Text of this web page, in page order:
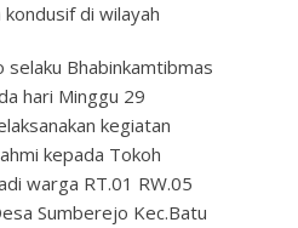
di wilayah
selaku Bhabinkamtibmas
hari Minggu 29
kegiatan
kepada Tokoh
warga RT.01 RW.05
Sumberejo Kec.Batu